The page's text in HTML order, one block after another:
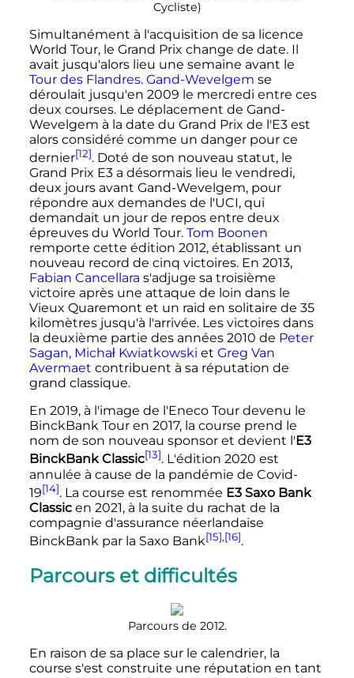
Cycliste)
Simultanément à l'acquisition de sa licence
World Tour, le Grand Prix change de date. Il
avait jusqu'alors lieu une semaine avant le
Tour des Flandres. Gand-Wevelgem se
déroulait jusqu'en 2009 le mercredi entre ces
deux courses. Le déplacement de Gand-
Wevelgem à la date du Grand Prix de l'E3 est
alors considéré comme un danger pour ce
dernier[12]. Doté de son nouveau statut, le
Grand Prix E3 a désormais lieu le vendredi,
deux jours avant Gand-Wevelgem, pour
répondre aux demandes de l'UCI, qui
demandait un jour de repos entre deux
épreuves du World Tour. Tom Boonen
remporte cette édition 2012, établissant un
nouveau record de cinq victoires. En 2013,
Fabian Cancellara s'adjuge sa troisième
victoire après une attaque de loin dans le
Vieux Quaremont et un raid en solitaire de 35
kilomètres jusqu'à l'arrivée. Les victoires dans
la deuxième partie des années 2010 de Peter
Sagan, Michał Kwiatkowski et Greg Van
Avermaet contribuent à sa réputation de
grand classique.
En 2019, à l'image de l'Eneco Tour devenu le
BinckBank Tour en 2017, la course prend le
nom de son nouveau sponsor et devient l'E3
BinckBank Classic[13]. L'édition 2020 est
annulée à cause de la pandémie de Covid-
19[14]. La course est renommée E3 Saxo Bank
Classicen 2021, à la suite du rachat de la
compagnie d'assurance néerlandaise
BinckBank par la Saxo Bank[15],[16].
Parcours et difficultés
Parcours de 2012.
En raison de sa place sur le calendrier, la
course s'est construite une réputation en tant